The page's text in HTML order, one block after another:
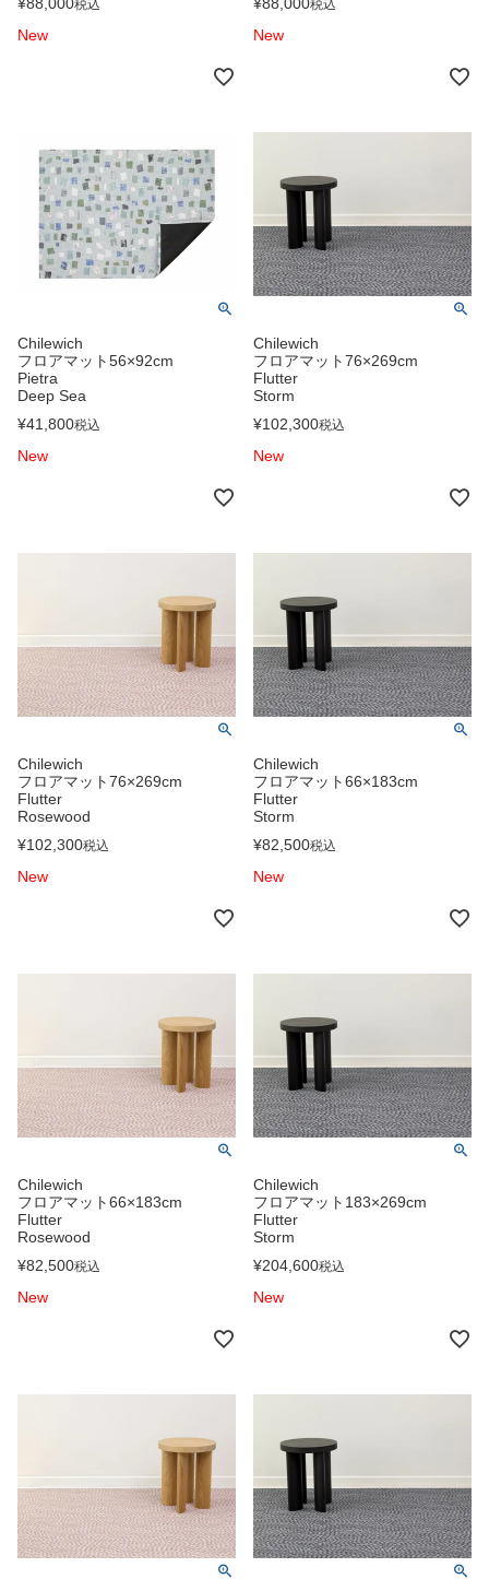
税込
New
税込
New
Chilewich
フロアマット56×92cm
Pietra
Deep Sea
¥41,800税込
New
Chilewich
フロアマット76×269cm
Flutter
Storm
¥102,300税込
New
Chilewich
フロアマット76×269cm
Flutter
Rosewood
¥102,300税込
New
Chilewich
フロアマット66×183cm
Flutter
Storm
¥82,500税込
New
Chilewich
フロアマット66×183cm
Flutter
Rosewood
¥82,500税込
New
Chilewich
フロアマット183×269cm
Flutter
Storm
¥204,600税込
New